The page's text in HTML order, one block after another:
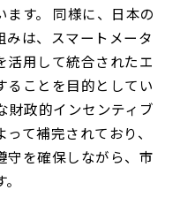
す。 同様に、日本の
みは、スマートメータ
活用して統合されたエ
ることを目的としてい
財政的インセンティブ
て補完されており、
守を確保しながら、市